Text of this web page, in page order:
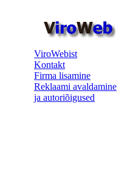
ViroWebist
Kontakt
Firma lisamine
Reklaami avaldamine
ja autoriõigused